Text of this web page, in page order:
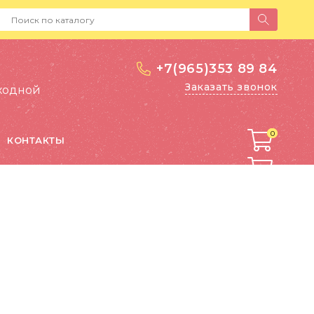
+7(965)353 89 84
Заказать звонок
КОНТАКТЫ
0
0